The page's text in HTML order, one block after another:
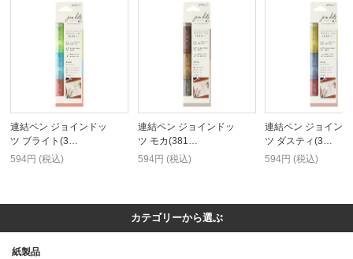
連結ペン ジョインドッ
ツ ブライト(3…
594円 (税込)
連結ペン ジョインドッ
ツ モカ(381…
594円 (税込)
連結ペン ジョイン
ツ ダスティ(3…
594円 (税込)
カテゴリーから選ぶ
紙製品